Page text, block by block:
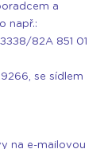
a
např.:
82A 851 01
se sídlem
na e-mailovou